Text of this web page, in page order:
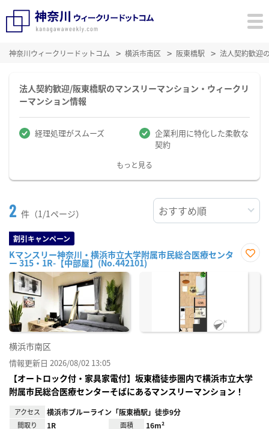
神奈川ウィークリードットコム 横浜市南区 阪東橋駅 法人契約歓迎
法人契約歓迎/阪東橋駅のマンスリーマンション・ウィークリ
ーマンション情報
経理処理がスムーズ
企業利用に特化した柔軟な
契約
もっと見る
2 件（1/1ページ）
割引キャンペーン
Kマンスリー神奈川・横浜市立大学附属市民総合医療センタ
ー 315・1R-【中部屋】(No.442101)
に入
横浜市南区
情報更新日 2026/08/02 13:05
【オートロック付・家具家電付】坂東橋徒歩圏内で横浜市立大学
附属市民総合医療センターそばにあるマンスリーマンション！
アクセス 横浜市ブルーライン「阪東橋駅」徒歩9分
間取り 1R 面積 16m²